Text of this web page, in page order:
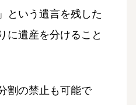
という遺言を残した
に遺産を分けること
割の禁止も可能で